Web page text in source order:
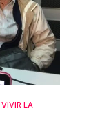
VIVIR LA